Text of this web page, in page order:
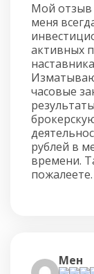
Мой отзыв
меня
активных
часовые
рублей в
времени.
пожалеете.
Мен